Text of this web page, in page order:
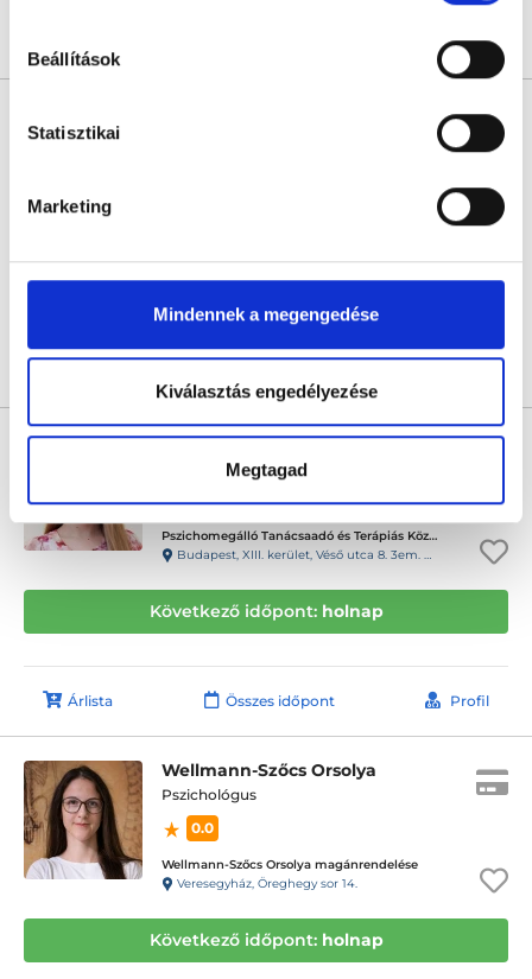
Beállítások
Statisztikai
Marketing
Mindennek a megengedése
Kiválasztás engedélyezése
Megtagad
Profil
Következő időpont:holnap
Traxler Dóra
Pszichológus
5.0
2 értékelés
Pszichomegálló Tanácsaadó és Terápiás Központ - Vizafogó központ
Budapest, XIII. kerület, Véső utca 8. 3em. 6. (98kapucsengő)
Következő időpont: holnap
Árlista Összes időpont Profil
Wellmann-Szőcs Orsolya
Pszichológus
0.0
Wellmann-Szőcs Orsolya magánrendelése
Veresegyház, Öreghegy sor 14.
Következő időpont: holnap